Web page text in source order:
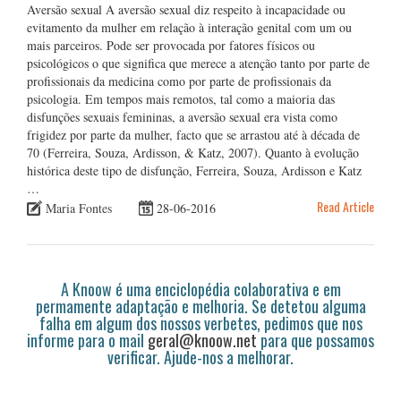
Aversão sexual A aversão sexual diz respeito à incapacidade ou
evitamento da mulher em relação à interação genital com um ou
mais parceiros. Pode ser provocada por fatores físicos ou
psicológicos o que significa que merece a atenção tanto por parte de
profissionais da medicina como por parte de profissionais da
psicologia. Em tempos mais remotos, tal como a maioria das
disfunções sexuais femininas, a aversão sexual era vista como
frigidez por parte da mulher, facto que se arrastou até à década de
70 (Ferreira, Souza, Ardisson, & Katz, 2007). Quanto à evolução
histórica deste tipo de disfunção, Ferreira, Souza, Ardisson e Katz
…
Maria Fontes
28-06-2016 Read Article
A Knoow é uma enciclopédia colaborativa e em
permamente adaptação e melhoria. Se detetou alguma
falha em algum dos nossos verbetes, pedimos que nos
informe para o mail geral@knoow.netpara que possamos
verificar. Ajude-nos a melhorar.